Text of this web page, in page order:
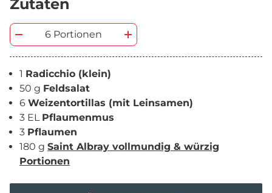
Zutaten
6 Portionen
1 Radicchio (klein)
50 g Feldsalat
6 Weizentortillas (mit Leinsamen)
3 EL Pflaumenmus
3 Pflaumen
180 g Saint Albray vollmundig & würzig
Portionen